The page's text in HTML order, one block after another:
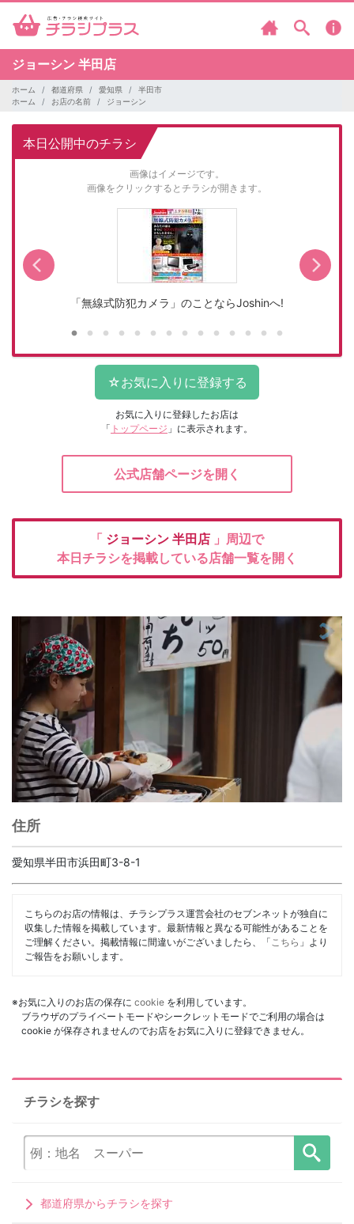
ジョーシン 半田店
ホーム 都道府県 愛知県
半田市
ホーム
お店の名前 ジョーシン
本日公開中のチラシ
画像はイメージです。
画像をクリックするとチラシが開きます。
「無線式防犯カメラ」のことならJoshinへ!
お気に入りに登録したお店は
「 トップページ 」に表示されます。
公式店舗ページを開く
「 ジョーシン 半田店 」周辺で
本日チラシを掲載している店舗一覧を開く
住所
愛知県半田市浜田町3-8-1
こちらのお店の情報は、チラシプラス運営会社のセブンネットが独自に
収集した情報を掲載しています。最新情報と異なる可能性があることを
ご理解ください。掲載情報に間違いがございましたら、「 こちら 」より
ご報告をお願いします。
※お気に入りのお店の保存に cookie を利用しています。
ブラウザのプライベートモードやシークレットモードでご利用の場合は
cookie が保存されませんのでお店をお気に入りに登録できません。
チラシを探す
都道府県からチラシを探す